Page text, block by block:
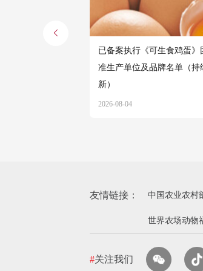
已备案执行《可生食鸡蛋》
准生产单位及品牌名单（持
新）
2026-08-04
友情链接： 中国农业农村
世界农场动物
#关注我们